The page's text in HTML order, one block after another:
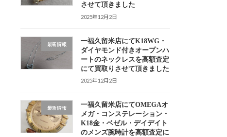
させて頂きました
2025年12月2日
最新情報
一福久留米店にてK18WG・
ダイヤモンド付きオープンハ
ートのネックレスを高額査定
にて買取りさせて頂きました
2025年12月2日
最新情報
一福久留米店にてOMEGAオ
メガ・コンステレーション・
K18金・ベゼル・デイデイト
のメンズ腕時計を高額査定に